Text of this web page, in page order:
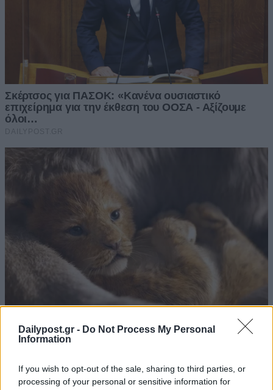
Dailypost.gr - Do Not Process My Personal
Information
If you wish to opt-out of the sale, sharing to third parties, or
processing of your personal or sensitive information for